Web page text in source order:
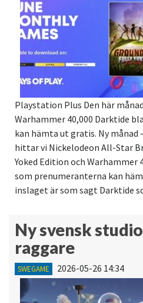
Playstation Plus Den här
Warhammer 40,000 Darktide
kan hämta ut gratis. Ny månad
hittar vi Nickelodeon All-Star
Yoked Edition och Warhammer
som prenumeranterna kan
inslaget är som sagt Darktide
Ny svensk
raggare
SWEGAME 2026-05-26 14:34